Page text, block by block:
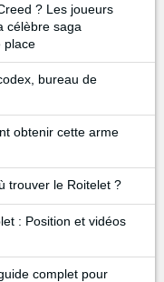
? Les joueurs
célèbre saga
place
bureau de
obtenir cette arme
trouver le Roitelet ?
: Position et vidéos
complet pour